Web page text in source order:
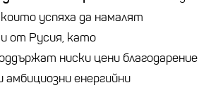
успяха да намалят
от Русия, като
ниски цени благодарение
амбициозни енергийни